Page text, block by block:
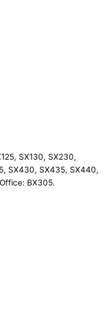
SX130, SX230,
SX430, SX435, SX440,
BX305.